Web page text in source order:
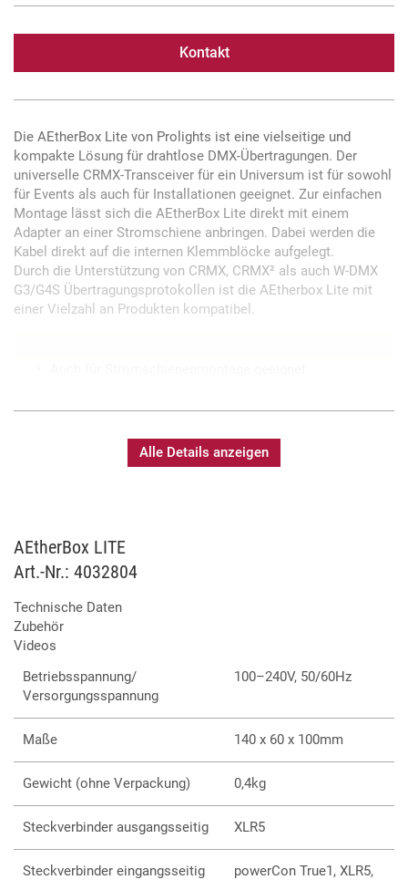
Kontakt
Die AEtherBox Lite von Prolights ist eine vielseitige und
kompakte Lösung für drahtlose DMX-Übertragungen. Der
universelle CRMX-Transceiver für ein Universum ist für sowohl
für Events als auch für Installationen geeignet. Zur einfachen
Montage lässt sich die AEtherBox Lite direkt mit einem
Adapter an einer Stromschiene anbringen. Dabei werden die
Kabel direkt auf die internen Klemmblöcke aufgelegt.
Durch die Unterstützung von CRMX, CRMX² als auch W-DMX
G3/G4S Übertragungsprotokollen ist die AEtherbox Lite mit
einer Vielzahl an Produkten kompatibel.
Kompatibel mit CRMX, CRMX² und W-DMX G3/G4S
Alle Details anzeigen
AEtherBox LITE
Art.-Nr.: 4032804
Technische Daten
Zubehör
Videos
Betriebsspannung/
Versorgungsspannung
100–240V, 50/60Hz
Maße 140 x 60 x 100mm
Gewicht (ohne Verpackung) 0,4kg
Steckverbinder ausgangsseitig XLR5
Steckverbinder eingangsseitig
powerCon True1, XLR5,